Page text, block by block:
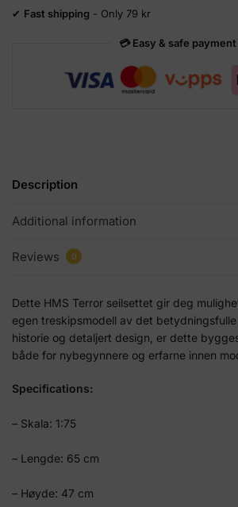
✔ Fast shipping - Only 79 kr
💳 Easy & safe payment
Description
Additional information
Reviews 0
Dette HMS Terror seilsettet gir deg
egen treskipsmodell av det
historie og detaljert design, er dette
både for nybegynnere og erfarne innen
Specifications:
– Skala: 1:75
– Lengde: 65 cm
– Høyde: 47 cm